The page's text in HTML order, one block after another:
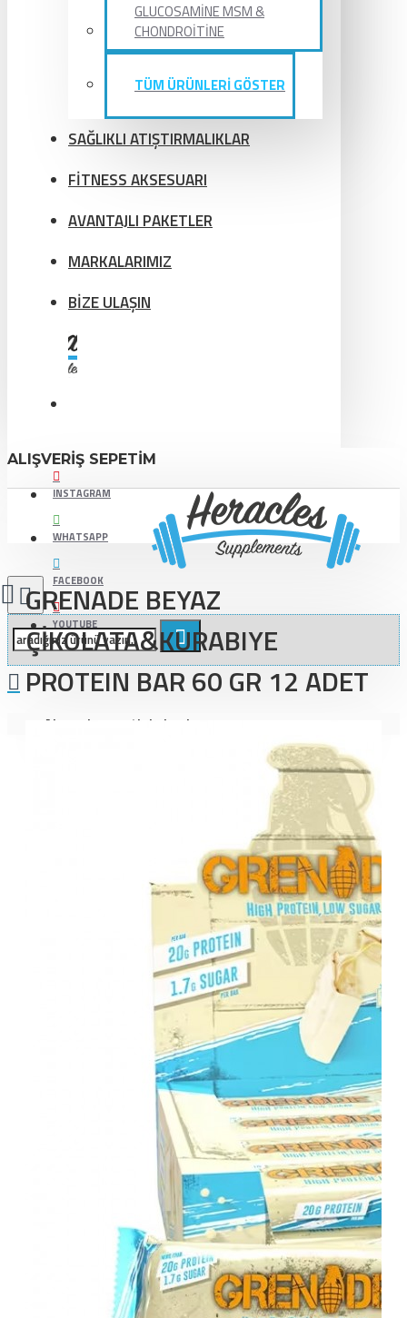
GLUCOSAMİNE MSM &
CHONDROİTİNE
TÜM ÜRÜNLERİ GÖSTER
SAĞLIKLI ATIŞTIRMALIKLAR
FİTNESS AKSESUARI
AVANTAJLI PAKETLER
MARKALARIMIZ
BİZE ULAŞIN
ALIŞVERIŞ SEPETIM
INSTAGRAM
WHATSAPP
FACEBOOK
YOUTUBE
Alışveriş sepetiniz boş!
GRENADE BEYAZ
ÇİKOLATA&KURABIYE
PROTEIN BAR 60 GR 12 ADET